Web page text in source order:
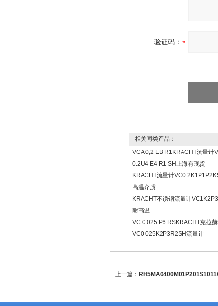
验证码：
相关同类产品：
VCA 0,2 EB R1KRACHT流量计
0.2U4 E4 R1 SH上海有现货
KRACHT流量计
高温介质
KRACHT不锈钢流量计
耐高温
VC 0.025 P6 RSKRACHT克拉
VC0.025K2P3R2SH流量计
上一篇：